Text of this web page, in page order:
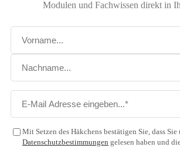
Modulen und Fachwissen direkt in
Mit Setzen des Häkchens bestätigen Sie, dass Sie
Datenschutzbestimmungen gelesen haben und